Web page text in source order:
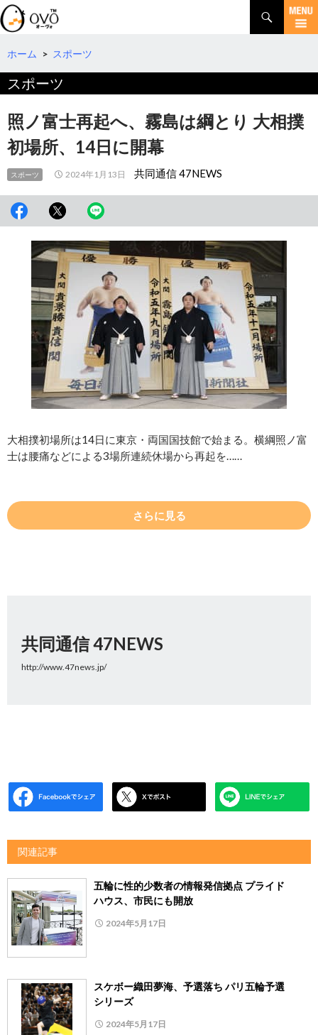
検
索
コ
テ
へ
移
動
ホーム > スポーツ
スポーツ
照ノ富士再起へ、霧島は綱とり 大相撲
初場所、14日に開幕
スポーツ 2024年1月13日 共同通信 47NEWS
大相撲初場所は14日に東京・両国国技館で始まる。横綱照ノ富
士は腰痛などによる3場所連続休場から再起を……
さらに見る
共同通信 47NEWS
http://www.47news.jp/
関連記事
五輪に性的少数者の情報発信拠点 プライド
ハウス、市民にも開放
2024年5月17日
スケボー織田夢海、予選落ち パリ五輪予選
シリーズ
2024年5月17日